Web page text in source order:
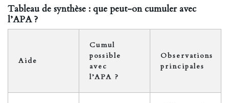
Tableau de synthèse : que peut-on cumuler avec
l’APA ?
Aide
Cumul
possible
avec
l’APA ?
Observations
principales